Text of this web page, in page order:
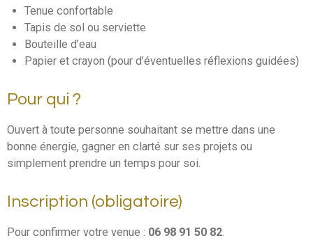
Tenue confortable
Tapis de sol ou serviette
Bouteille d’eau
Papier et crayon (pour d’éventuelles réflexions guidées)
Pour qui ?
Ouvert à toute personne souhaitant se mettre dans une
bonne énergie, gagner en clarté sur ses projets ou
simplement prendre un temps pour soi.
Inscription (obligatoire)
Pour confirmer votre venue : 06 98 91 50 82